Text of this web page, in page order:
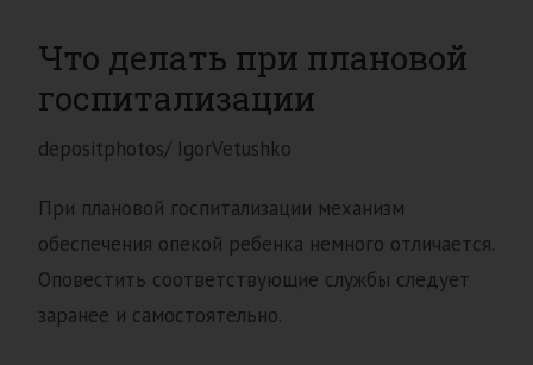
Что делать при плановой
госпитализации
depositphotos/ IgorVetushko
При плановой госпитализации механизм
обеспечения опекой ребенка немного отличается.
Оповестить соответствующие службы следует
заранее и самостоятельно.